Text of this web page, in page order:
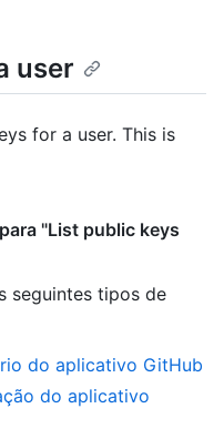
user
for a user. This is
"List public keys
seguintes tipos de
do aplicativo GitHub
do aplicativo